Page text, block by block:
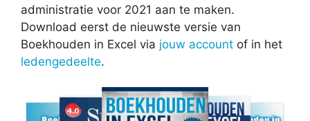
administratie voor 2021 aan te maken.
Download eerst de nieuwste versie van
Boekhouden in Excel via jouw account of in het
ledengedeelte.